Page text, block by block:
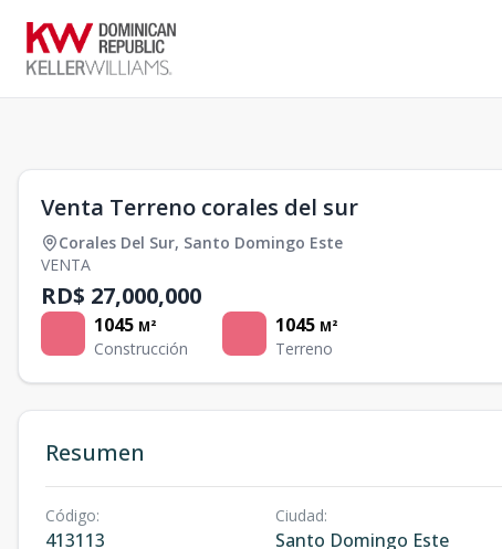
Venta Terreno corales del sur
Corales Del Sur, Santo Domingo Este
VENTA
RD$ 27,000,000
1045 M²
Construcción
1045 M²
Terreno
Resumen
Código:
413113
Ciudad:
Santo Domingo Este